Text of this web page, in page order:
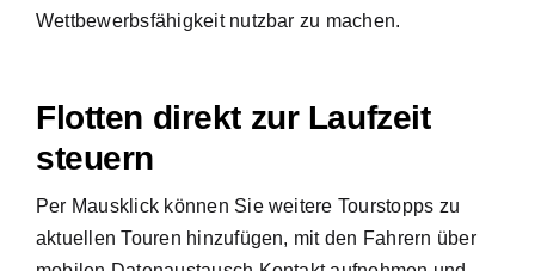
Wettbewerbsfähigkeit nutzbar zu machen.
Flotten direkt zur Laufzeit
steuern
Per Mausklick können Sie weitere Tourstopps zu
aktuellen Touren hinzufügen, mit den Fahrern über